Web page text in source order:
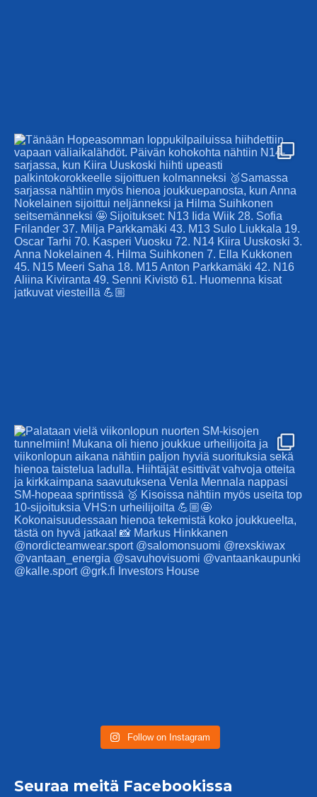
Follow on Instagram
Seuraa meitä Facebookissa